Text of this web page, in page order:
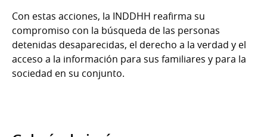
Con estas acciones, la INDDHH reafirma su
compromiso con la búsqueda de las personas
detenidas desaparecidas, el derecho a la verdad y el
acceso a la información para sus familiares y para la
sociedad en su conjunto.